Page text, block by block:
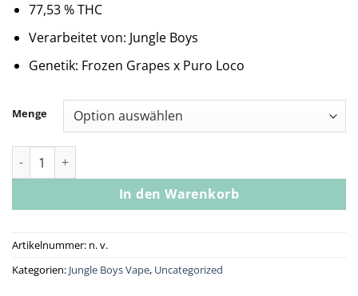
€2.100,00
77,53 % THC
Verarbeitet von: Jungle Boys
Genetik: Frozen Grapes x Puro Loco
Menge
Jungle Boys | Frozen Loco - 1g Live Resin All-In-One Menge
In den Warenkorb
Artikelnummer: n. v.
Kategorien: Jungle Boys Vape, Uncategorized